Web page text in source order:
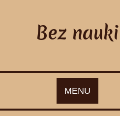
Bez nauki
MENU